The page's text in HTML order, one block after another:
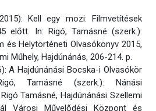
Kell egy mozi: Filmvetítések
előtt. In: Rigó, Tamásné (szerk.):
és Helytörténeti Olvasókönyv 2015,
Műhely, Hajdúnánás, 206-214. p.
A Hajdúnánási Bocska-i Olvasókör
Tamásné (szerk.): Nánási
Tamásné, Hajdúnánási Szellemi
Városi Művelődési Központ és